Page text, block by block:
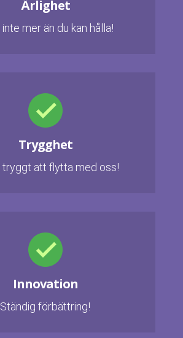
Ärlighet
mer än du kan hålla!
Trygghet
tryggt att flytta med oss!
Innovation
Ständig förbättring!